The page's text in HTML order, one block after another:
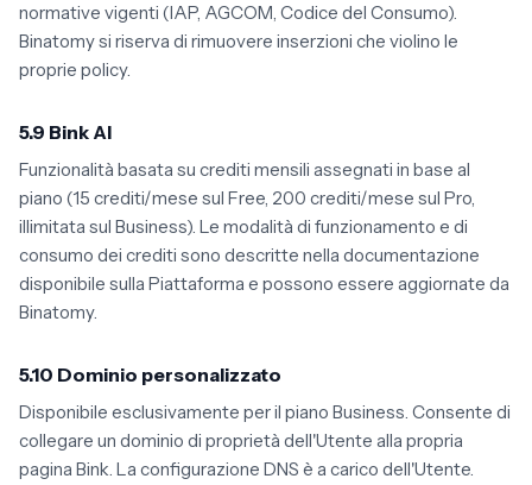
normative vigenti (IAP, AGCOM, Codice del Consumo).
Binatomy si riserva di rimuovere inserzioni che violino le
proprie policy.
5.9 Bink AI
Funzionalità basata su crediti mensili assegnati in base al
piano (15 crediti/mese sul Free, 200 crediti/mese sul Pro,
illimitata sul Business). Le modalità di funzionamento e di
consumo dei crediti sono descritte nella documentazione
disponibile sulla Piattaforma e possono essere aggiornate da
Binatomy.
5.10 Dominio personalizzato
Disponibile esclusivamente per il piano Business. Consente di
collegare un dominio di proprietà dell'Utente alla propria
pagina Bink. La configurazione DNS è a carico dell'Utente.